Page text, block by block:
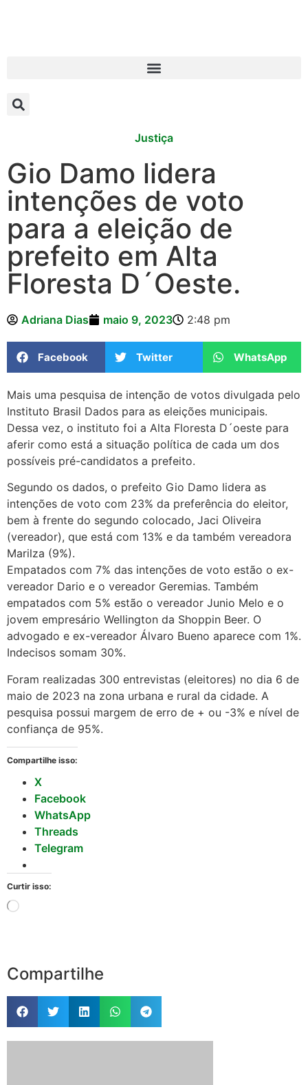
Justiça
Gio Damo lidera
intenções de voto
para a eleição de
prefeito em Alta
Floresta D´Oeste.
Adriana Dias maio 9, 2023 2:48 pm
Facebook Twitter WhatsApp
Mais uma pesquisa de intenção de votos divulgada pelo
Instituto Brasil Dados para as eleições municipais.
Dessa vez, o instituto foi a Alta Floresta D´oeste para
aferir como está a situação política de cada um dos
possíveis pré-candidatos a prefeito.
Segundo os dados, o prefeito Gio Damo lidera as
intenções de voto com 23% da preferência do eleitor,
bem à frente do segundo colocado, Jaci Oliveira
(vereador), que está com 13% e da também vereadora
Marilza (9%).
Empatados com 7% das intenções de voto estão o ex-
vereador Dario e o vereador Geremias. Também
empatados com 5% estão o vereador Junio Melo e o
jovem empresário Wellington da Shoppin Beer. O
advogado e ex-vereador Álvaro Bueno aparece com 1%.
Indecisos somam 30%.
Foram realizadas 300 entrevistas (eleitores) no dia 6 de
maio de 2023 na zona urbana e rural da cidade. A
pesquisa possui margem de erro de + ou -3% e nível de
confiança de 95%.
Compartilhe isso:
X
Facebook
WhatsApp
Threads
Telegram
Curtir isso:
Compartilhe